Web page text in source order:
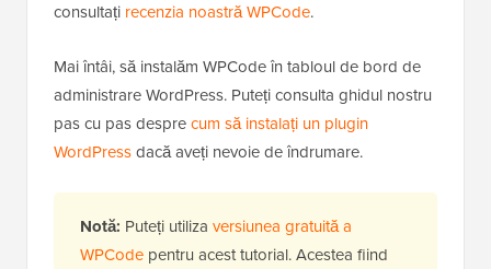
consultați recenzia noastră WPCode.
Mai întâi, să instalăm WPCode în tabloul de bord de
administrare WordPress. Puteți consulta ghidul nostru
pas cu pas desprecum să instalați un plugin
WordPressdacă aveți nevoie de îndrumare.
Notă: Puteți utiliza versiunea gratuită a
WPCode pentru acest tutorial. Acestea fiind